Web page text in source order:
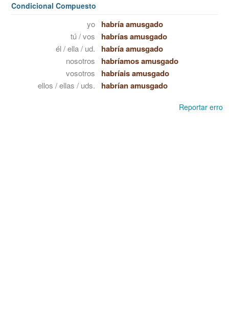
Condicional Compuesto
yo habría amusgado
tú / vos habrías amusgado
él / ella / ud. habría amusgado
nosotros habríamos amusgado
vosotros habríais amusgado
ellos / ellas / uds. habrían amusgado
Reportar erro